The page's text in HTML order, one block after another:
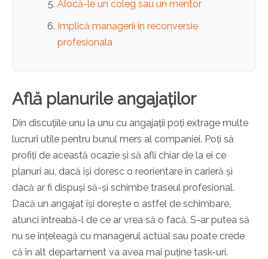
Alocă-le un coleg sau un mentor
Implică managerii în reconversie
profesionala
Află planurile angajaților
Din discuțiile unu la unu cu angajații poți extrage multe
lucruri utile pentru bunul mers al companiei. Poți să
profiți de această ocazie și să afli chiar de la ei ce
planuri au, dacă își doresc o reorientare în carieră și
dacă ar fi dispuși să-și schimbe traseul profesional.
Dacă un angajat își dorește o astfel de schimbare,
atunci întreabă-l de ce ar vrea să o facă. S-ar putea să
nu se înțeleagă cu managerul actual sau poate crede
că în alt departament va avea mai puține task-uri.